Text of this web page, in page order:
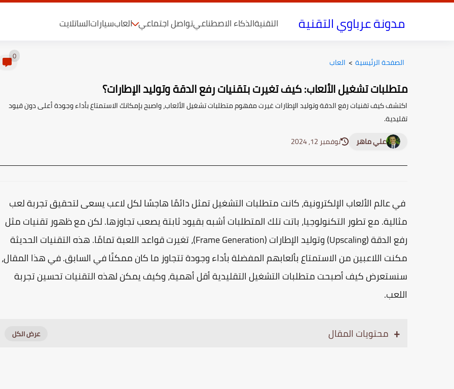
مدونة عرباوي التقنية التقنيةالذكاء الاصطناعيتواصل اجتماعي العابسياراتالساتلايت
الصفحة الرئيسية > العاب 0
متطلبات تشغيل الألعاب: كيف تغيرت بتقنيات رفع الدقة وتوليد الإطارات؟
اكتشف كيف تقنيات رفع الدقة وتوليد الإطارات غيرت مفهوم متطلبات تشغيل الألعاب، واصبح بإمكانك الاستمتاع بأداء وجودة أعلى دون قيود
تقليدية.
علي ماهر
نوفمبر 12, 2024
في عالم الألعاب الإلكترونية، كانت متطلبات التشغيل تمثل دائمًا هاجسًا لكل لاعب يسعى لتحقيق تجربة لعب
مثالية. مع تطور التكنولوجيا، باتت تلك المتطلبات أشبه بقيود ثابتة يصعب تجاوزها. لكن مع ظهور تقنيات مثل
رفع الدقة(Upscaling) و توليد الإطارات
(Frame Generation)، تغيرت قواعد اللعبة تمامًا. هذه التقنيات الحديثة
مكنت اللاعبين من الاستمتاع بألعابهم المفضلة بأداء وجودة تتجاوز ما كان ممكنًا في السابق. في هذا المقال،
سنستعرض كيف أصبحت متطلبات التشغيل التقليدية أقل أهمية، وكيف يمكن لهذه التقنيات تحسين تجربة
اللعب.
محتويات المقال